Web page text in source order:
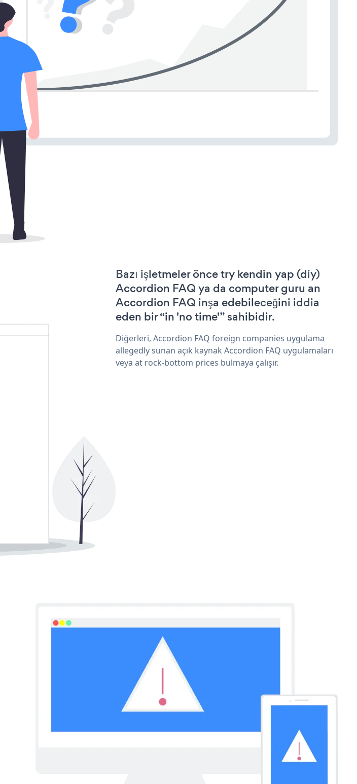
Bazı işletmeler önce try kendin yap (diy)
Accordion FAQ ya da computer guru an
Accordion FAQ inşa edebileceğini iddia
eden bir “in 'no time'” sahibidir.
Diğerleri, Accordion FAQ foreign companies uygulama
allegedly sunan açık kaynak Accordion FAQ uygulamaları
veya at rock-bottom prices bulmaya çalışır.